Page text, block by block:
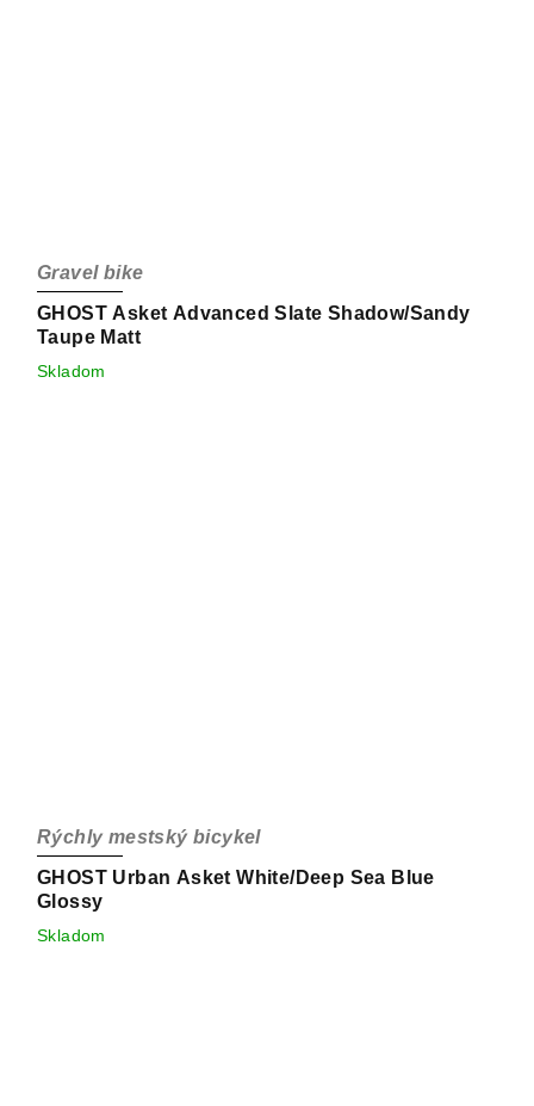
GHOST Asket Advanced Slate Shadow/Sandy
Taupe Matt
Gravel bike
Skladom
GHOST Urban Asket White/Deep Sea Blue
Glossy
Rýchly mestský bicykel
Skladom